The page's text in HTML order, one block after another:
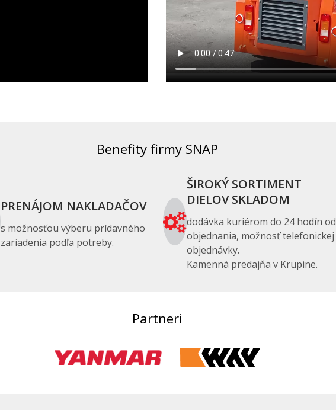
Benefity firmy SNAP
PRENÁJOM NAKLADAČOV
s možnosťou výberu prídavného
zariadenia podľa potreby.
ŠIROKÝ SORTIMENT
DIELOV SKLADOM
dodávka kuriérom do 24 hodín od
objednania, možnosť telefonickej
objednávky.
Kamenná predajňa v Krupine.
Partneri